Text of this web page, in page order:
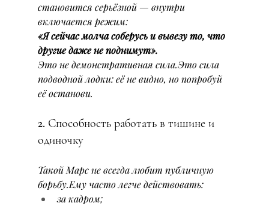
становится серьёзной — внутри
включается режим:
«Я сейчас молча соберусь и вывезу то, что
другие даже не поднимут».
Это не демонстративная сила.Это сила
подводной лодки: её не видно, но попробуй
её останови.
2. Способность работать в тишине и
одиночку
Такой Марс не всегда любит публичную
борьбу.Ему часто легче действовать:
за кадром;